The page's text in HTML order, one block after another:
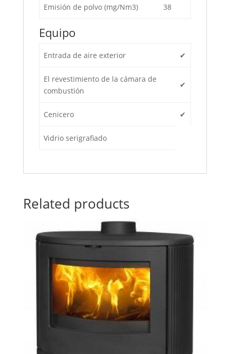
Emisión de polvo (mg/Nm3) 38
Equipo
Entrada de aire exterior ✔
El revestimiento de la cámara de
combustión
✔
Cenicero ✔
Vidrio serigrafiado
Related products